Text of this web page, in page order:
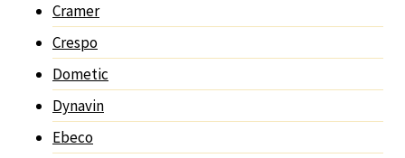
Cramer
Crespo
Dometic
Dynavin
Ebeco